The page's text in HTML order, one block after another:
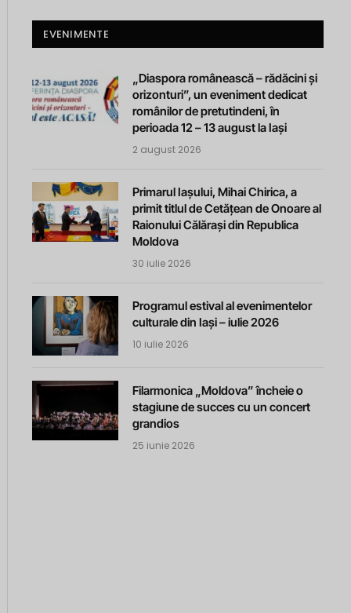
EVENIMENTE
„Diaspora românească – rădăcini și
orizonturi”, un eveniment dedicat
românilor de pretutindeni, în
perioada 12 – 13 august la Iași
2 august 2026
Primarul Iașului, Mihai Chirica, a
primit titlul de Cetățean de Onoare al
Raionului Călărași din Republica
Moldova
30 iulie 2026
Programul estival al evenimentelor
culturale din Iași – iulie 2026
10 iulie 2026
Filarmonica „Moldova” încheie o
stagiune de succes cu un concert
grandios
25 iunie 2026